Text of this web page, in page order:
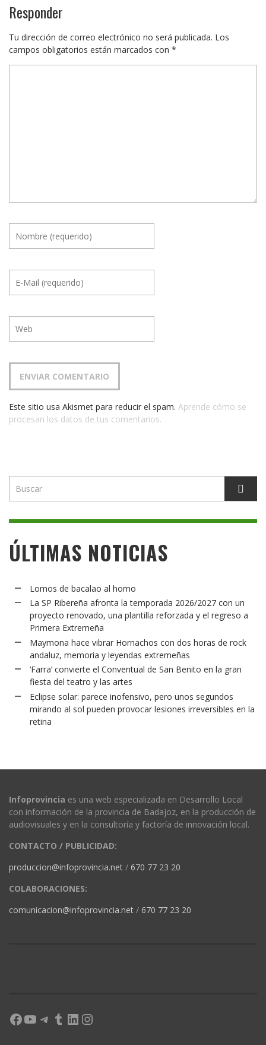
Responder
Tu dirección de correo electrónico no será publicada. Los
campos obligatorios están marcados con *
Este sitio usa Akismet para reducir el spam. Aprende cómo se
procesan los datos de tus comentarios.
ÚLTIMAS NOTICIAS
Lomos de bacalao al horno
La SP Ribereña afronta la temporada 2026/2027 con un
proyecto renovado, una plantilla reforzada y el regreso a
Primera Extremeña
Maymona hace vibrar Hornachos con dos horas de rock
andaluz, memoria y leyendas extremeñas
‘Farra’ convierte el Conventual de San Benito en la gran
fiesta del teatro y las artes
Eclipse solar: parece inofensivo, pero unos segundos
mirando al sol pueden provocar lesiones irreversibles en la
retina
Infoprovincia es una web especializada en Desarrollo Local
con información de la provincia de Badajoz, en la producción de
audiovisuales y en la consultoría y factoría de innovación local.
CONTACTO / PUBLICIDAD:
produccion@infoprovincia.net / 670 77 23 20
COLABORACIONES:
comunicacion@infoprovincia.net / 670 77 23 20
Facebook
YouTube
Telegram
Tumblr
LinkedIn
Instagram